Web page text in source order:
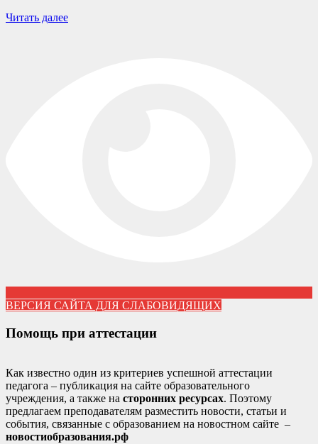
Читать далее
ВЕРСИЯ САЙТА ДЛЯ СЛАБОВИДЯЩИХ
Помощь при аттестации
Как известно один из критериев успешной аттестации
педагога – публикация на сайте образовательного
учреждения, а также на сторонних ресурсах. Поэтому
предлагаем преподавателям разместить новости, статьи и
события, связанные с образованием на новостном сайте –
новостиобразования.рф